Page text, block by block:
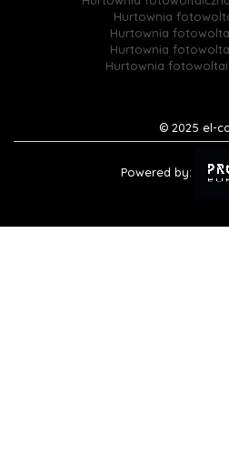
Hurtownia
Hurtownia
Hurtownia
Hurtownia
© 2025 el-
Powered by: